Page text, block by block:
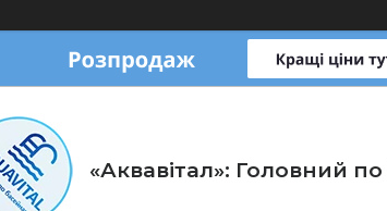
«Аквавітал»: Головний